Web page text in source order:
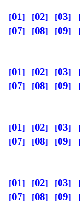
01 02 03
07
08 09
01 02 03
07
08 09
01 02 03
07
08 09
01 02 03
07
08 09